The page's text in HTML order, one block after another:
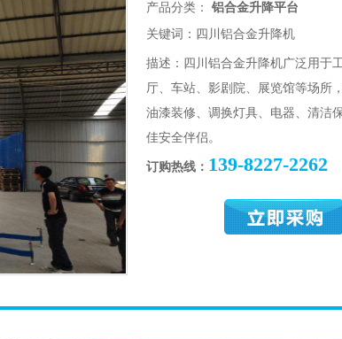
产品分类： 铝合金升降平台
关键词：四川铝合金升降机
描述：四川铝合金升降机广泛用于
厅、车站、影剧院、展览馆等场所
油漆装修、调换灯具、电器、清洁
佳安全伴侣。
订购热线： 139-8227-2262